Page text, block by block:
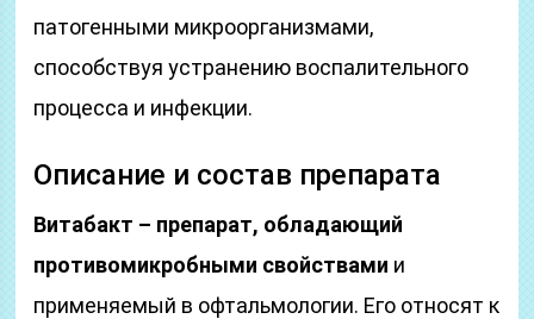
патогенными микроорганизмами,
способствуя устранению воспалительного
процесса и инфекции.
Описание и состав препарата
Витабакт – препарат, обладающий
противомикробными свойствами и
применяемый в офтальмологии. Его относят к